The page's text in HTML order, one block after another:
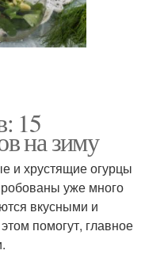
15
на зиму
и хрустящие огурцы
уже много
вкусными и
помогут, главное